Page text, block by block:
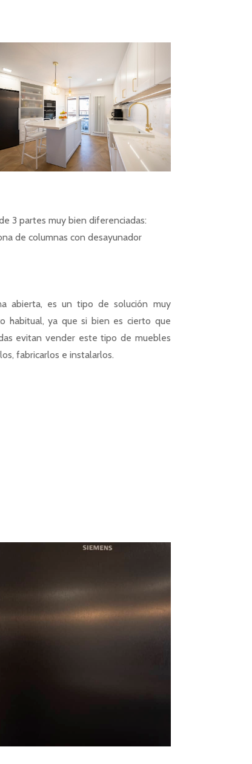
3 partes muy bien diferenciadas:
de columnas con desayunador
abierta, es un tipo de solución muy
habitual, ya que si bien es cierto que
evitan vender este tipo de muebles
fabricarlos e instalarlos.